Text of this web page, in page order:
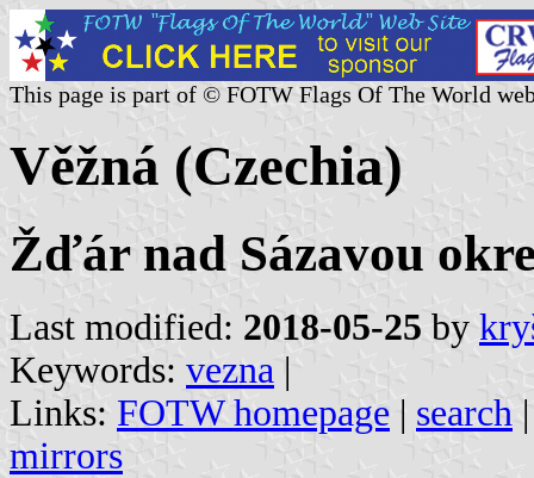
This page is part of © FOTW Flags Of The World
Věžná (Czechia)
Žďár nad Sázavou
Last modified: 2018-05-25 by
Keywords: vezna |
Links: FOTW homepage | search
mirrors